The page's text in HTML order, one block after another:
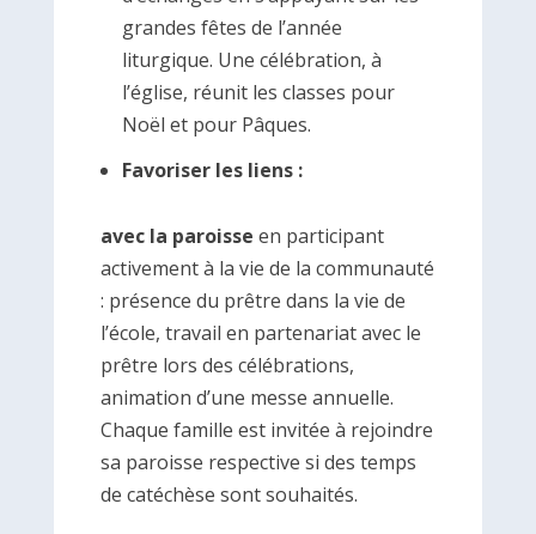
grandes fêtes de l’année
liturgique. Une célébration, à
l’église, réunit les classes pour
Noël et pour Pâques.
Favoriser les liens :
avec la paroisse en participant
activement à la vie de la communauté
: présence du prêtre dans la vie de
l’école, travail en partenariat avec le
prêtre lors des célébrations,
animation d’une messe annuelle.
Chaque famille est invitée à rejoindre
sa paroisse respective si des temps
de catéchèse sont souhaités.